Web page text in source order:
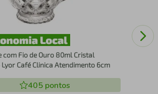
com Fio de Ouro 80ml Cristal
Café Clinica Atendimento 6cm
405 pontos